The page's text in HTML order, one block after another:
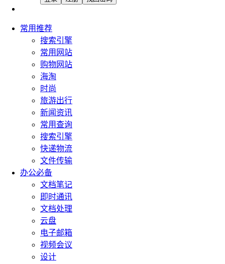
常用推荐
搜索引擎
常用网站
购物网站
海淘
时尚
旅游出行
新闻资讯
常用查询
搜索引擎
快递物流
文件传输
办公必备
文档笔记
即时通讯
文档处理
云盘
电子邮箱
视频会议
设计